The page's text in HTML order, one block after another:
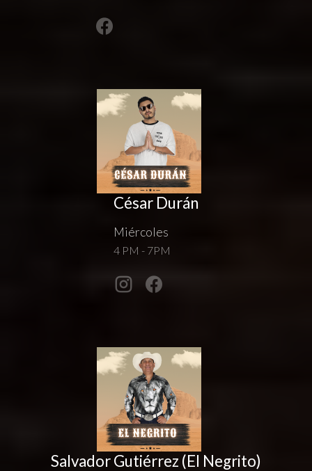
César Durán
Miércoles
4 PM - 7PM
Salvador Gutiérrez (El Negrito)